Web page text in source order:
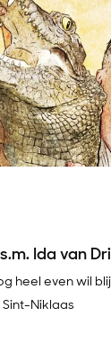
Ida van
heel even wil
Niklaas